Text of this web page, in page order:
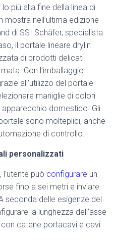
più alla fine della linea di
mostra nell’ultima edizione
di SSI Schäfer, specialista
il portale lineare drylin
di prodotti delicati
Con l’imballaggio
all’utilizzo del portale
maniglie di colori
apparecchio domestico. Gli
sono molteplici, anche
di controllo.
personalizzati
può configurare un
fino a sei metri e inviare
seconda delle esigenze del
la lunghezza dell’asse
catene portacavi e cavi